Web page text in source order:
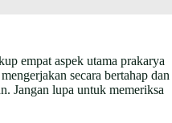
empat aspek utama prakarya
secara bertahap dan
Jangan lupa untuk memeriksa